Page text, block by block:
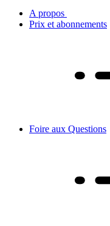
A propos
Prix et abonnements
Foire aux Questions